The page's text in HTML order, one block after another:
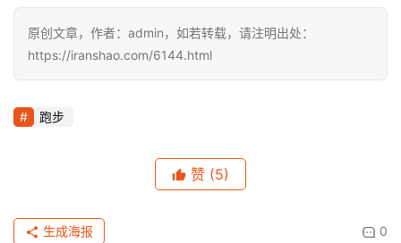
原创文章，作者：admin，如若转载，请注明出处：
https://iranshao.com/6144.html
跑步
赞 (5)
0
生成海报